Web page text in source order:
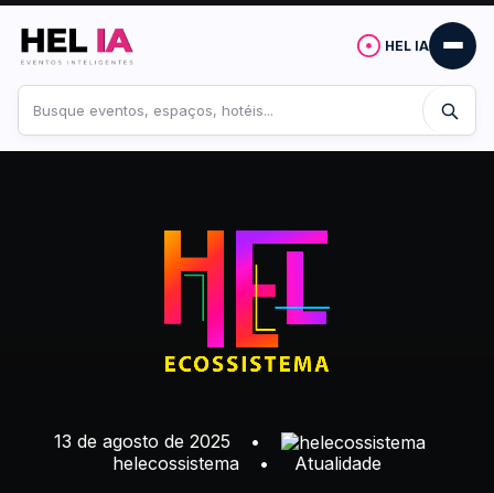
HEL IA
no
site
13 de agosto de 2025
•
helecossistema
• Atualidade